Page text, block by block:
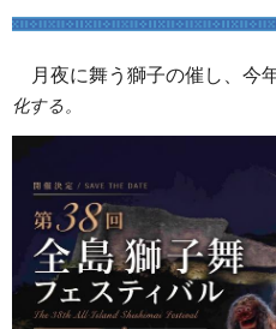
月夜に舞う獅子の催し、今
化する。